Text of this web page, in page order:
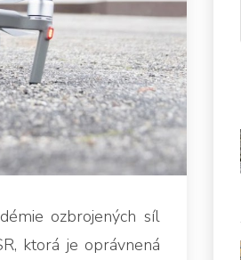
ozbrojených síl
ktorá je oprávnená